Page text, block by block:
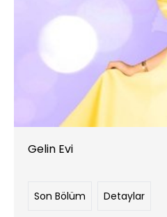
Gelin Evi
Son Bölüm Detaylar